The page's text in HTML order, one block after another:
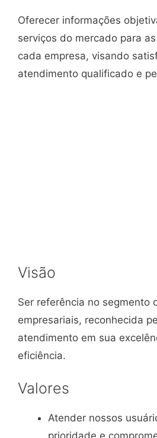
Oferecer informações
serviços do mercado para
cada empresa, visando
atendimento qualificado e
Visão
Ser referência no segmento
empresariais, reconhecida
atendimento em sua
eficiência.
Valores
Atender nossos
prioridade e